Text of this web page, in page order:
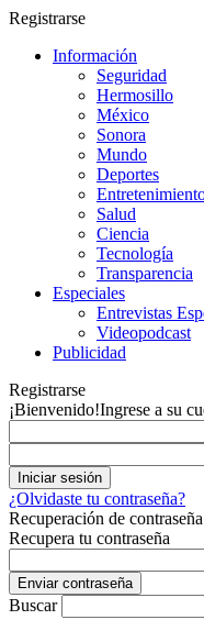
Registrarse
Información
Seguridad
Hermosillo
México
Sonora
Mundo
Deportes
Salud
Ciencia
Tecnología
Transparencia
Especiales
Entrevistas
Videopodcast
Publicidad
Registrarse
¡Bienvenido!Ingrese a su
¿Olvidaste tu contraseña?
Recuperación de contraseña
Recupera tu contraseña
Buscar